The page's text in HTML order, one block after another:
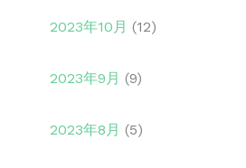
2023年10月 (12)
2023年9月 (9)
2023年8月 (5)